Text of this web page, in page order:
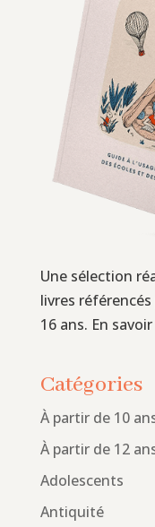
Une sélection
livres
16 ans. En savoir
Catégories
À partir de 10
À partir de 12
Adolescents
Antiquité